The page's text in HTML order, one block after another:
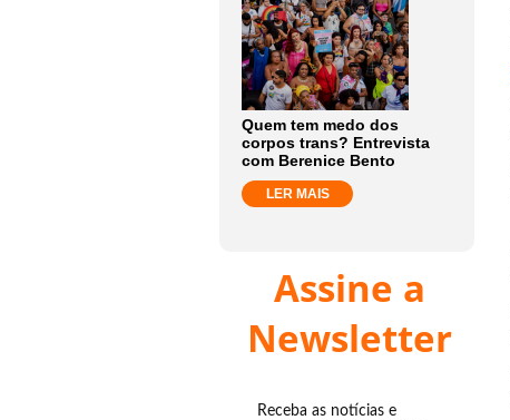
Quem tem medo dos
corpos trans? Entrevista
com Berenice Bento
LER MAIS
Assine a
Newsletter
Receba as notícias e